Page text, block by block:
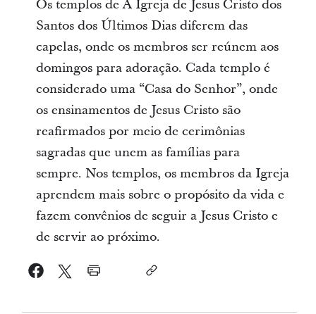
Os templos de A Igreja de Jesus Cristo dos
Santos dos Últimos Dias diferem das
capelas, onde os membros ser reúnem aos
domingos para adoração. Cada templo é
considerado uma “Casa do Senhor”, onde
os ensinamentos de Jesus Cristo são
reafirmados por meio de cerimônias
sagradas que unem as famílias para
sempre. Nos templos, os membros da Igreja
aprendem mais sobre o propósito da vida e
fazem convênios de seguir a Jesus Cristo e
de servir ao próximo.